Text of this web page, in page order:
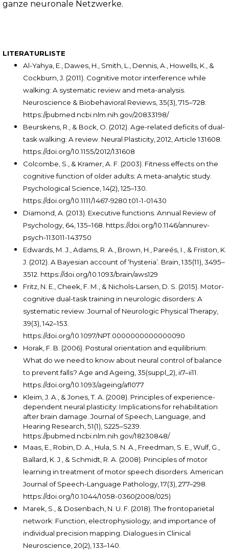
ganze neuronale Netzwerke.
LITERATURLISTE
Al-Yahya, E., Dawes, H., Smith, L., Dennis, A., Howells, K., &
Cockburn, J. (2011). Cognitive motor interference while
walking: A systematic review and meta-analysis.
Neuroscience & Biobehavioral Reviews, 35(3), 715–728.
https://pubmed.ncbi.nlm.nih.gov/20833198/
Beurskens, R., & Bock, O. (2012). Age-related deficits of dual-
task walking: A review. Neural Plasticity, 2012, Article 131608.
https://doi.org/10.1155/2012/131608
Colcombe, S., & Kramer, A. F. (2003). Fitness effects on the
cognitive function of older adults: A meta-analytic study.
Psychological Science, 14(2), 125–130.
https://doi.org/10.1111/1467-9280.t01-1-01430
Diamond, A. (2013). Executive functions. Annual Review of
Psychology, 64, 135–168. https://doi.org/10.1146/annurev-
psych-113011-143750
Edwards, M. J., Adams, R. A., Brown, H., Pareés, I., & Friston, K.
J. (2012). A Bayesian account of ‘hysteria’. Brain, 135(11), 3495–
3512. https://doi.org/10.1093/brain/aws129
Fritz, N. E., Cheek, F. M., & Nichols-Larsen, D. S. (2015). Motor-
cognitive dual-task training in neurologic disorders: A
systematic review. Journal of Neurologic Physical Therapy,
39(3), 142–153.
https://doi.org/10.1097/NPT.0000000000000090
Horak, F. B. (2006). Postural orientation and equilibrium:
What do we need to know about neural control of balance
to prevent falls? Age and Ageing, 35(suppl_2), ii7–ii11.
https://doi.org/10.1093/ageing/afl077
Kleim, J. A., & Jones, T. A. (2008). Principles of experience-
dependent neural plasticity: Implications for rehabilitation
after brain damage. Journal of Speech, Language, and
Hearing Research, 51(1), S225–S239.
https://pubmed.ncbi.nlm.nih.gov/18230848/
Maas, E., Robin, D. A., Hula, S. N. A., Freedman, S. E., Wulf, G.,
Ballard, K. J., & Schmidt, R. A. (2008). Principles of motor
learning in treatment of motor speech disorders. American
Journal of Speech-Language Pathology, 17(3), 277–298.
https://doi.org/10.1044/1058-0360(2008/025)
Marek, S., & Dosenbach, N. U. F. (2018). The frontoparietal
network: Function, electrophysiology, and importance of
individual precision mapping. Dialogues in Clinical
Neuroscience, 20(2), 133–140.